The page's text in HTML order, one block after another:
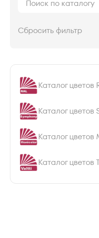
Сбросить фильтр
Каталог цветов
Каталог цветов
Каталог
Каталог